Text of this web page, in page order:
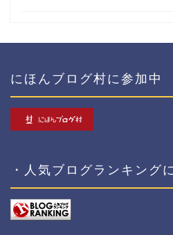
にほんブログ村に参加中
・人気ブログランキング